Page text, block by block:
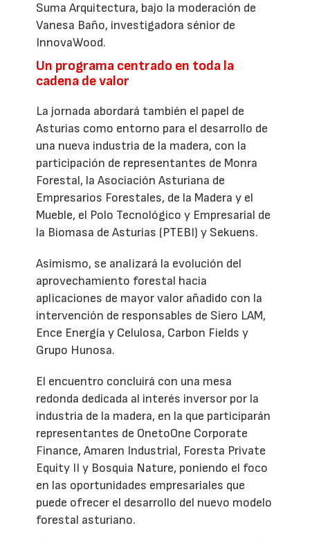
Suma Arquitectura, bajo la moderación de
Vanesa Baño, investigadora sénior de
InnovaWood.
Un programa centrado en toda la
cadena de valor
La jornada abordará también el papel de
Asturias como entorno para el desarrollo de
una nueva industria de la madera, con la
participación de representantes de Monra
Forestal, la Asociación Asturiana de
Empresarios Forestales, de la Madera y el
Mueble, el Polo Tecnológico y Empresarial de
la Biomasa de Asturias (PTEBI) y Sekuens.
Asimismo, se analizará la evolución del
aprovechamiento forestal hacia
aplicaciones de mayor valor añadido con la
intervención de responsables de Siero LAM,
Ence Energía y Celulosa, Carbon Fields y
Grupo Hunosa.
El encuentro concluirá con una mesa
redonda dedicada al interés inversor por la
industria de la madera, en la que participarán
representantes de OnetoOne Corporate
Finance, Amaren Industrial, Foresta Private
Equity II y Bosquia Nature, poniendo el foco
en las oportunidades empresariales que
puede ofrecer el desarrollo del nuevo modelo
forestal asturiano.